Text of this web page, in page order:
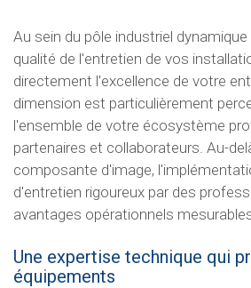
Au sein du pôle industriel dynamique
qualité de l'entretien de vos
directement l'excellence de votre
dimension est particulièrement
l'ensemble de votre écosystème
partenaires et collaborateurs. Au-
composante d'image,
d'entretien rigoureux par des
avantages opérationnels
Une expertise technique qui
équipements